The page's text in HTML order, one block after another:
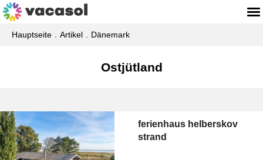
Hauptseite Artikel Dänemark
Ostjütland
ferienhaus helberskov
strand